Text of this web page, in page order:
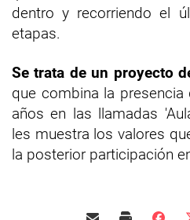
dentro y recorriendo el
etapas.
Se trata de un proyecto
que combina la
años en las llamadas
les muestra los valores
la posterior participación